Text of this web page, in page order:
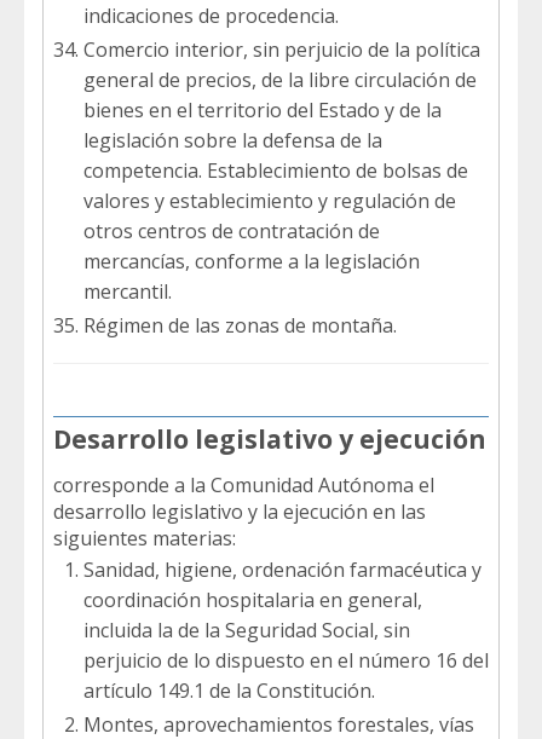
indicaciones de procedencia.
Comercio interior, sin perjuicio de la política
general de precios, de la libre circulación de
bienes en el territorio del Estado y de la
legislación sobre la defensa de la
competencia. Establecimiento de bolsas de
valores y establecimiento y regulación de
otros centros de contratación de
mercancías, conforme a la legislación
mercantil.
Régimen de las zonas de montaña.
Desarrollo legislativo y ejecución
corresponde a la Comunidad Autónoma el
desarrollo legislativo y la ejecución en las
siguientes materias:
Sanidad, higiene, ordenación farmacéutica y
coordinación hospitalaria en general,
incluida la de la Seguridad Social, sin
perjuicio de lo dispuesto en el número 16 del
artículo 149.1 de la Constitución.
Montes, aprovechamientos forestales, vías